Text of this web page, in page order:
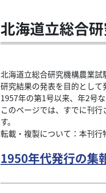
北海道立総合
北海道立総合研究機構農業
研究結果の発表を目的として
1957年の第1号以来、年2号
このページでは、すでに刊
す。
転載・複製について：本刊行
1950年代発行の集